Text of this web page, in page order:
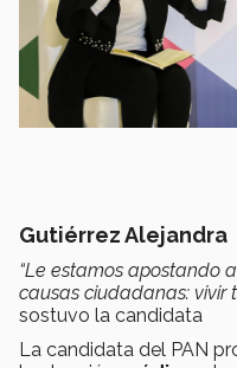
Gutiérrez Alejandra
“Le estamos apostando
causas ciudadanas: vivir
sostuvo la candidata
La candidata del PAN